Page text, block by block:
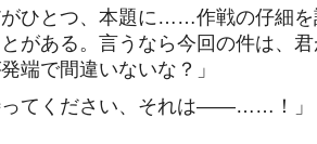
がひとつ、本題に……作戦の仔細
がある。言うなら今回の件は、
端で間違いないな？」
ってください、それは――……！」